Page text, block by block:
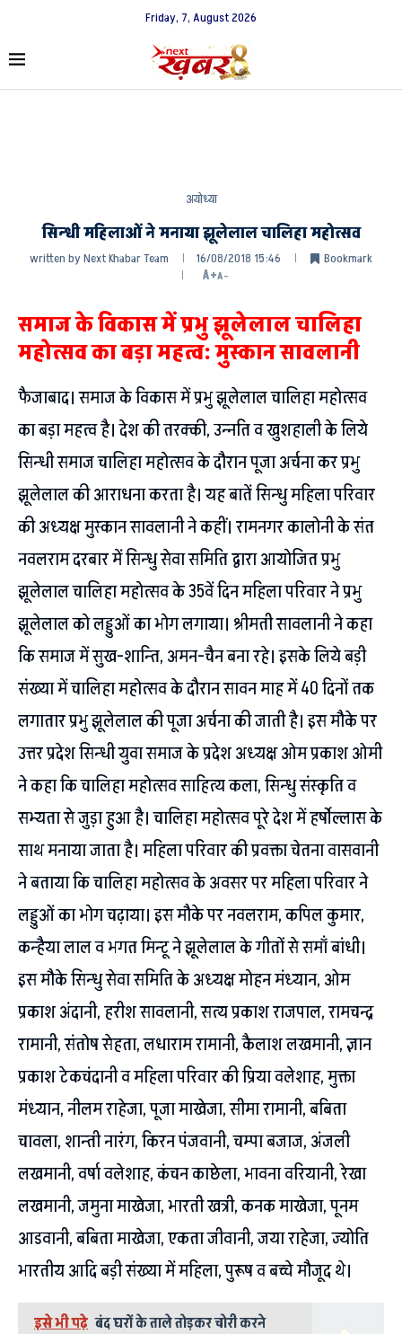
Friday, 7, August 2026
अयोध्या
सिन्धी महिलाओं ने मनाया झूलेलाल चालिहा महोत्सव
written byNext Khabar Team 16/08/2018 15:46
Bookmark
A+A-
समाज के विकास में प्रभु झूलेलाल चालिहा
महोत्सव का बड़ा महत्व: मुस्कान सावलानी
फैजाबाद। समाज के विकास में प्रभु झूलेलाल चालिहा महोत्सव
का बड़ा महत्व है। देश की तरक्की, उन्नति व खुशहाली के लिये
सिन्धी समाज चालिहा महोत्सव के दौरान पूजा अर्चना कर प्रभु
झूलेलाल की आराधना करता है। यह बातें सिन्धु महिला परिवार
की अध्यक्ष मुस्कान सावलानी ने कहीं। रामनगर कालोनी के संत
नवलराम दरबार में सिन्धु सेवा समिति द्वारा आयोजित प्रभु
झूलेलाल चालिहा महोत्सव के 35वें दिन महिला परिवार ने प्रभु
झूलेलाल को लड्डुओं का भोग लगाया। श्रीमती सावलानी ने कहा
कि समाज में सुख-शान्ति, अमन-चैन बना रहे। इसके लिये बड़ी
संख्या में चालिहा महोत्सव के दौरान सावन माह में 40 दिनों तक
लगातार प्रभु झूलेलाल की पूजा अर्चना की जाती है। इस मौके पर
उत्तर प्रदेश सिन्धी युवा समाज के प्रदेश अध्यक्ष ओम प्रकाश ओमी
ने कहा कि चालिहा महोत्सव साहित्य कला, सिन्धु संस्कृति व
सभ्यता से जुड़ा हुआ है। चालिहा महोत्सव पूरे देश में हर्षोल्लास के
साथ मनाया जाता है। महिला परिवार की प्रवक्ता चेतना वासवानी
ने बताया कि चालिहा महोत्सव के अवसर पर महिला परिवार ने
लड्डुओं का भोग चढ़ाया। इस मौके पर नवलराम, कपिल कुमार,
कन्हैया लाल व भगत मिन्टू ने झूलेलाल के गीतों से समाॅं बांधी।
इस मौके सिन्धु सेवा समिति के अध्यक्ष मोहन मंध्यान, ओम
प्रकाश अंदानी, हरीश सावलानी, सत्य प्रकाश राजपाल, रामचन्द्र
रामानी, संतोष सेहता, लधाराम रामानी, कैलाश लखमानी, ज्ञान
प्रकाश टेकचंदानी व महिला परिवार की प्रिया वलेशाह, मुक्ता
मंध्यान, नीलम राहेजा, पूजा माखेजा, सीमा रामानी, बबिता
चावला, शान्ती नारंग, किरन पंजवानी, चम्पा बजाज, अंजली
लखमानी, वर्षा वलेशाह, कंचन काछेला, भावना वरियानी, रेखा
लखमानी, जमुना माखेजा, भारती खत्री, कनक माखेजा, पूनम
आडवानी, बबिता माखेजा, एकता जीवानी, जया राहेजा, ज्योति
भारतीय आदि बड़ी संख्या में महिला, पुरूष व बच्चे मौजूद थे।
इसे भी पढ़े बंद घरों के ताले तोड़कर चोरी करने